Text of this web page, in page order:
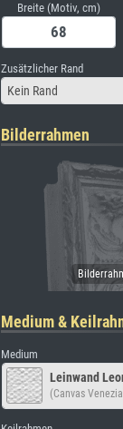
Breite (Motiv, cm)
Zusätzlicher Rand
Kein Rand
Bilderrahmen
Medium &
Medium
Leinwand
(Canvas